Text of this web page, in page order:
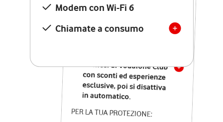
Modem con Wi-Fi 6
Chiamate a consumo
Chiamate illimitate verso
numeri fissi e mobili
nazionali
12 mesi di Vodafone Club
con sconti ed esperienze
esclusive, poi si disattiva
in automatico.
PER LA TUA PROTEZIONE: